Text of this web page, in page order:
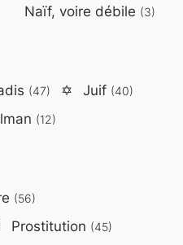
Naïf, voire débile (3)
(47) ✡️ Juif (40)
(12)
(56)
Prostitution (45)